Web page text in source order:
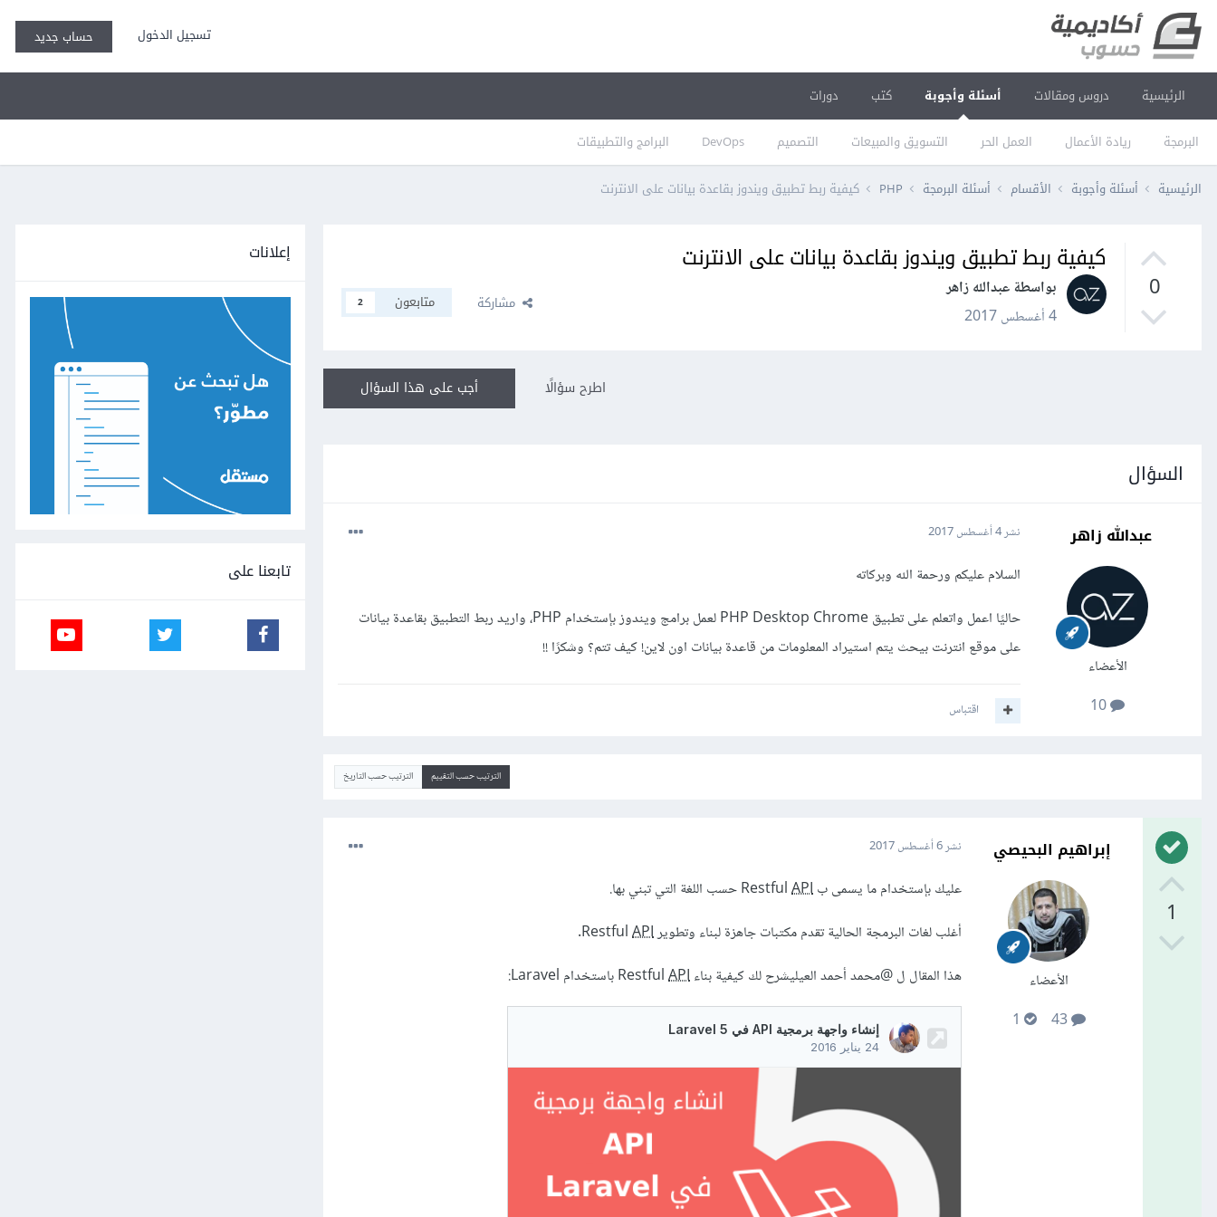
تسجيل الدخول حساب جديد
الرئيسية دروس ومقالات أسئلة وأجوبة
البرمجة ريادة الأعمال العمل الحر التسويق والمبيعات التصميم DevOps البرامج والتطبيقات
كتب دورات
الرئيسية أسئلة وأجوبة الأقسام أسئلة البرمجة PHP كيفية ربط تطبيق ويندوز بقاعدة بيانات على الانترنت
0
كيفية ربط تطبيق ويندوز بقاعدة بيانات على الانترنت
بواسطة عبدالله زاهر
4 أغسطس 2017
مشاركة متابعون 2
أجب على هذا السؤال اطرح سؤالًا
السؤال
عبدالله زاهر
الأعضاء
نشر4 أغسطس 2017
السلام عليكم ورحمة الله وبركاته
حاليًا اعمل واتعلم على تطبيق PHP Desktop Chrome لعمل برامج ويندوز بإستخدام PHP، واريد ربط التطبيق بقاعدة بيانات
على موقع انترنت بيحث يتم استيراد المعلومات من قاعدة بيانات اون لاين! كيف تتم؟ وشكرًا !!
اقتباس
الترتيب حسب التقييم الترتيب حسب التاريخ
1
إبراهيم البحيصي
الأعضاء
43
نشر6 أغسطس 2017
عليك بإستخدام ما يسمى ب RestfulAPI
حسب اللغة التي تبني بها.
أغلب لغات البرمجة الحالية تقدم مكتبات جاهزة لبناء وتطوير RestfulAPI
.
هذا المقال ل@محمد أحمد العيليشرح لك كيفية بناء RestfulAPI باستخدام Laravel:
إعلانات
تابعنا على